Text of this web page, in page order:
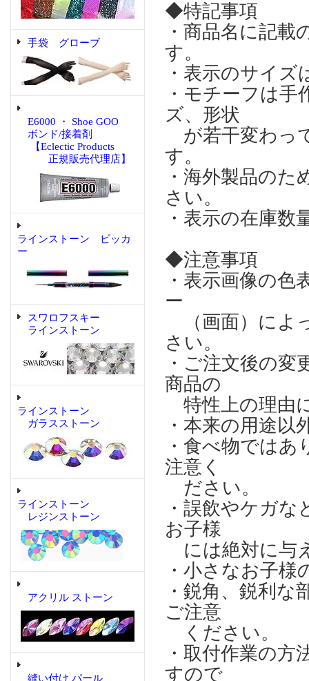
手袋 グローブ
E6000 ・ Shoe GOO
ボンド/接着剤
【Eclectic Products
正規販売代理店】
ラインストーン ピッカ
ー
スワロフスキー
ラインストーン
ラインストーン
ガラスストーン
ラインストーン
レジンストーン
アクリル ストーン
縫い付け パール
◆特記事項
・商品名に記
す。
・表示のサイ
・モチーフは
ズ、形状
が若干変わっ
す。
・海外製品の
さい。
・表示の在庫
◆注意事項
・表示画像の
ー
（画面）によ
さい。
・ご注文後の
商品の
特性上の理由
・本来の用途
・食べ物では
注意く
ださい。
・誤飲やケガ
お子様
には絶対に与
・小さなお子
・鋭角、鋭利
ご注意
ください。
・取付作業の
すので